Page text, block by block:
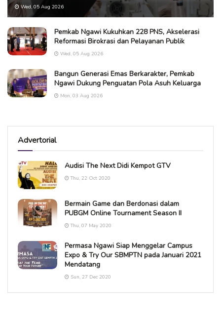
Wed, 05 Aug 2026
Pemkab Ngawi Kukuhkan 228 PNS, Akselerasi
Reformasi Birokrasi dan Pelayanan Publik
Wed, 05 Aug 2026
Bangun Generasi Emas Berkarakter, Pemkab
Ngawi Dukung Penguatan Pola Asuh Keluarga
Mon, 03 Aug 2026
Advertorial
Audisi The Next Didi Kempot GTV
Thu, 22 Oct 2020
Bermain Game dan Berdonasi dalam
PUBGM Online Tournament Season II
Thu, 07 May 2020
Permasa Ngawi Siap Menggelar Campus
Expo & Try Our SBMPTN pada Januari 2021
Mendatang
Sun, 27 Dec 2020